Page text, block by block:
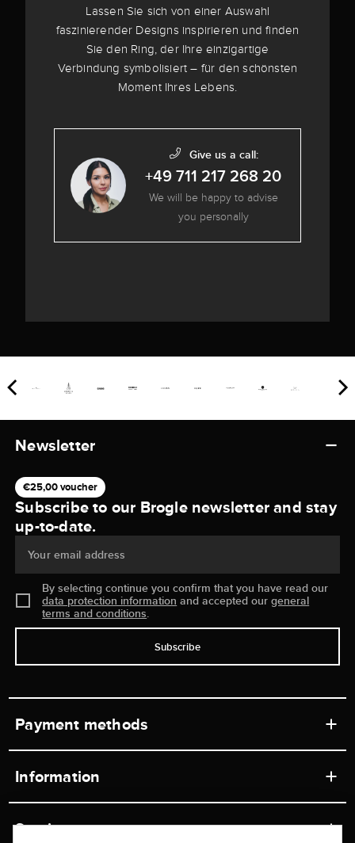
Lassen Sie sich von einer Auswahl
faszinierender Designs inspirieren und finden
Sie den Ring, der Ihre einzigartige
Verbindung symbolisiert – für den schönsten
Moment Ihres Lebens.
Give us a call:
+49 711 217 268 20
We will be happy to advise
you personally
Newsletter
€25,00 voucher
Subscribe to our Brogle newsletter and stay
up-to-date.
Your email address
By selecting continue you confirm that you have read our
data protection information and accepted ourgeneral
terms and conditions.
Subscribe
Payment methods
Information
Service